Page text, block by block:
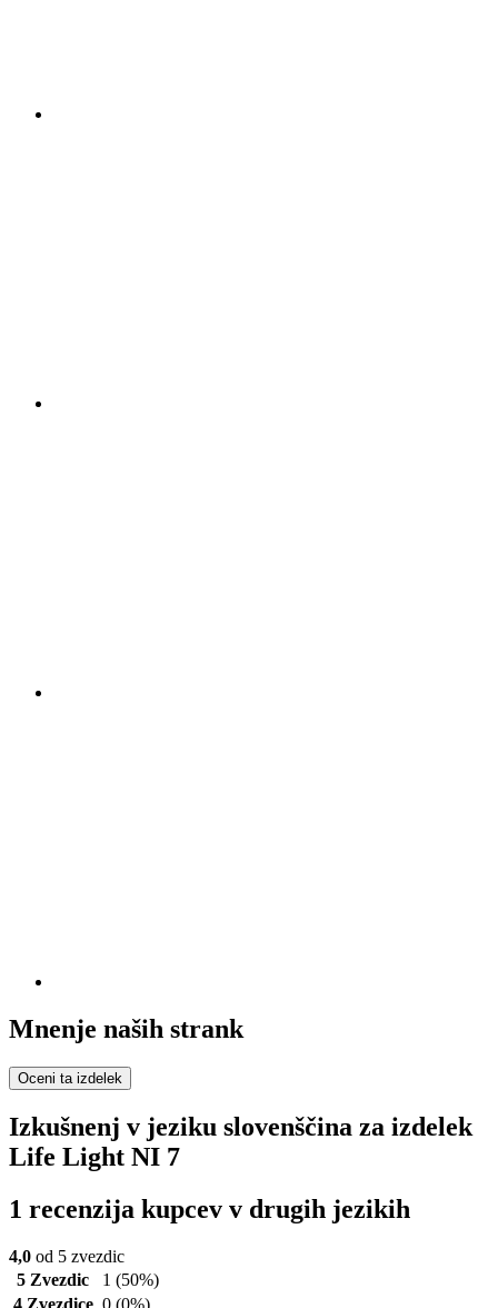
Mnenje naših strank
Oceni ta izdelek
Izkušnenj v jeziku slovenščina za izdelek
Life Light NI 7
1 recenzija kupcev v drugih jezikih
4,0 od 5 zvezdic
5 Zvezdic
1 (50%)
4 Zvezdice 0 (0%)